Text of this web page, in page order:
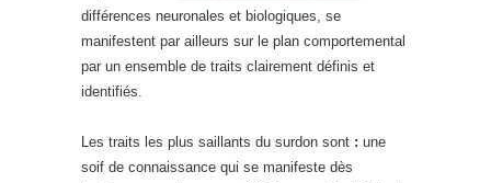
différences neuronales et biologiques, se
manifestent par ailleurs sur le plan comportemental
par un ensemble de traits clairement définis et
identifiés.
Les traits les plus saillants du surdon sont : une
soif de connaissance qui se manifeste dès